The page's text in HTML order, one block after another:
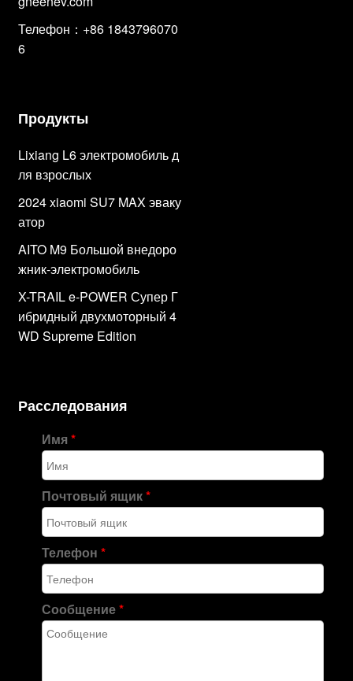
Телефон：+86 1843796070
6
Продукты
Lixiang L6 электромобиль д
ля взрослых
2024 xiaomi SU7 MAX эваку
атор
AITO M9 Большой внедоро
жник-электромобиль
X-TRAIL e-POWER Супер Г
ибридный двухмоторный 4
WD Supreme Edition
Расследования
Имя*
Почтовый ящик*
Телефон*
Сообщение*